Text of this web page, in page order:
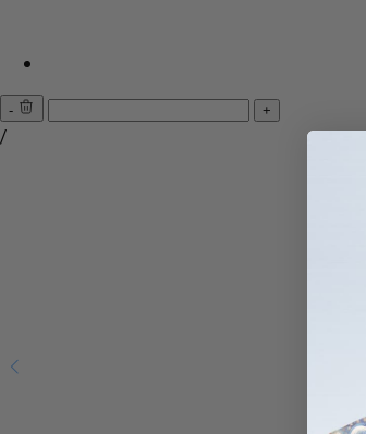
- +
/